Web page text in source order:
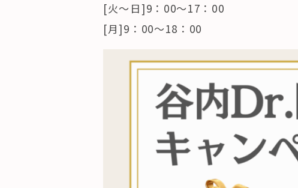
[火～日]9：00～17：00
[月]9：00～18：00